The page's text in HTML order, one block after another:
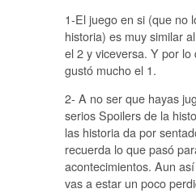
1-El juego en si (que no
historia) es muy similar
el 2 y viceversa. Y por
gustó mucho el 1.
2- A no ser que hayas
serios Spoilers de la
las historia da por
recuerda lo que pasó
acontecimientos. Aun
vas a estar un poco